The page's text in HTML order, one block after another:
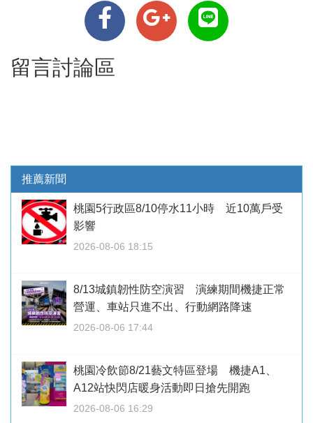
留言討論區
推薦新聞
桃園5行政區8/10停水11小時 近10萬戶受
影響
2026-08-06 18:15
8/13城鎮韌性防空演習 演練期間機捷正常
營運、車站只進不出、行動網路降速
2026-08-06 17:44
桃園冷飲節8/21藝文特區登場 機捷A1、
A12站快閃店暖身活動即日搶先開跑
2026-08-06 16:29